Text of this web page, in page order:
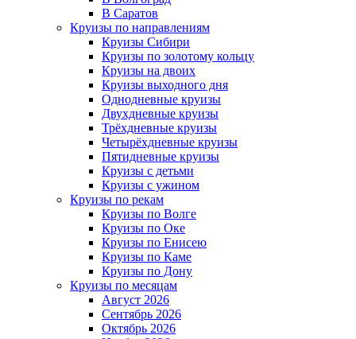
В Саратов
Круизы по направлениям
Круизы Сибири
Круизы по золотому кольцу
Круизы на двоих
Круизы выходного дня
Однодневные круизы
Двухдневные круизы
Трёхдневные круизы
Четырёхдневные круизы
Пятидневные круизы
Круизы с детьми
Круизы с ужином
Круизы по рекам
Круизы по Волге
Круизы по Оке
Круизы по Енисею
Круизы по Каме
Круизы по Дону
Круизы по месяцам
Август 2026
Сентябрь 2026
Октябрь 2026